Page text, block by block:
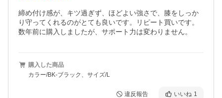
締め付け感が、キツ過ぎず、ほどよい強さで、膝をしっか
り守ってくれるのがとても良いです。リピート買いです。
数年前に購入しましたが、サポート力は変わりません。
購入した商品
カラー/BK-ブラック、サイズ/L
違反報告 いいね 1